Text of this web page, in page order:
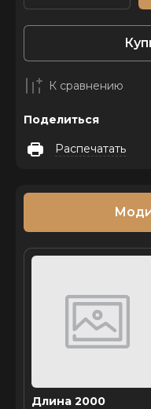
К сравнению
Поделиться
Распечатать
Длина 2000